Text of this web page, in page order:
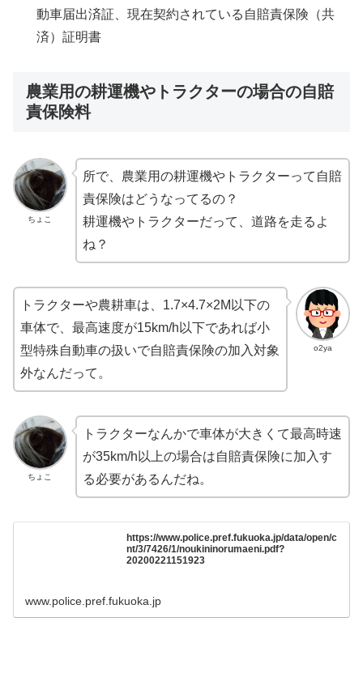
動車届出済証、現在契約されている自賠責保険（共
済）証明書
農業用の耕運機やトラクターの場合の自賠
責保険料
ちょこ
所で、農業用の耕運機やトラクターって自賠
責保険はどうなってるの？
耕運機やトラクターだって、道路を走るよ
ね？
o2ya
トラクターや農耕車は、1.7×4.7×2M以下の
車体で、最高速度が15km/h以下であれば小
型特殊自動車の扱いで自賠責保険の加入対象
外なんだって。
ちょこ
トラクターなんかで車体が大きくて最高時速
が35km/h以上の場合は自賠責保険に加入す
る必要があるんだね。
https://www.police.pref.fukuoka.jp/data/open/c
nt/3/7426/1/noukininorumaeni.pdf?
20200221151923
www.police.pref.fukuoka.jp